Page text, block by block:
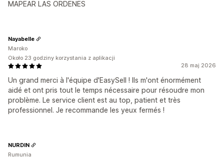
MAPEAR LAS ORDENES
28 maj 2026
Un grand merci à l'équipe d'EasySell ! Ils m'ont énormément
aidé et ont pris tout le temps nécessaire pour résoudre mon
problème. Le service client est au top, patient et très
professionnel. Je recommande les yeux fermés !
Nayabelle
Maroko
Około 23 godziny korzystania z aplikacji
NURDIN
Rumunia